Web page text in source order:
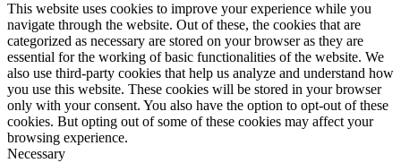
This website uses cookies to improve your experience while you
navigate through the website. Out of these, the cookies that are
categorized as necessary are stored on your browser as they are
essential for the working of basic functionalities of the website. We
also use third-party cookies that help us analyze and understand how
you use this website. These cookies will be stored in your browser
only with your consent. You also have the option to opt-out of these
cookies. But opting out of some of these cookies may affect your
browsing experience.
Necessary